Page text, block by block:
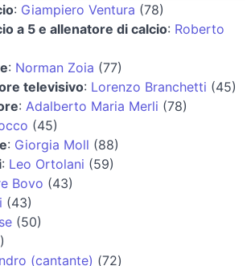
: Giampiero Ventura (78)
a 5 e allenatore di calcio: Roberto
: Norman Zoia (77)
televisivo: Lorenzo Branchetti (45)
: Adalberto Maria Merli (78)
(45)
: Giorgia Moll (88)
: Leo Ortolani (59)
Bovo (43)
(43)
(50)
(cantante) (72)